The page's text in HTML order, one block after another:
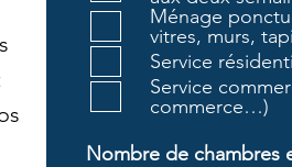
Ménage
vitres, murs,
Service
Service
commerce…)
Nombre de chambres